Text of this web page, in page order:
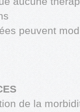
peuvent
de la